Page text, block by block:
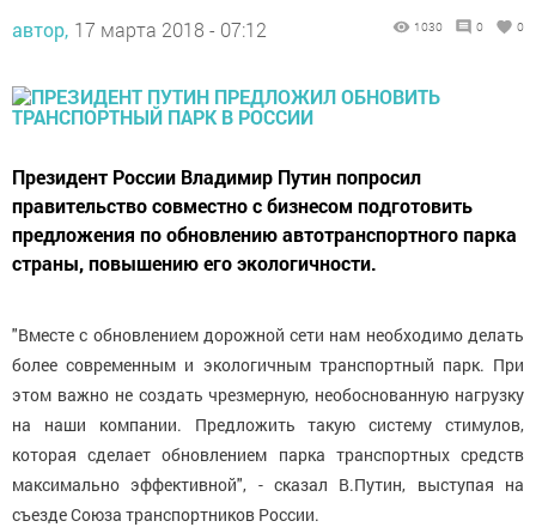
автор, 17 марта 2018 - 07:12 1030 0 0
Президент России Владимир Путин попросил
правительство совместно с бизнесом подготовить
предложения по обновлению автотранспортного парка
страны, повышению его экологичности.
"Вместе с обновлением дорожной сети нам необходимо делать
более современным и экологичным транспортный парк. При
этом важно не создать чрезмерную, необоснованную нагрузку
на наши компании. Предложить такую систему стимулов,
которая сделает обновлением парка транспортных средств
максимально эффективной", - сказал В.Путин, выступая на
съезде Союза транспортников России.